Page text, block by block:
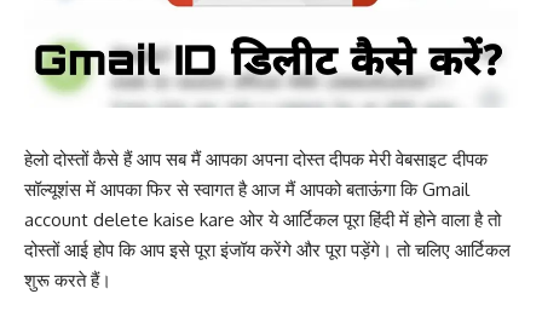
हेलो दोस्तों कैसे हैं आप सब मैं आपका अपना दोस्त दीपक मेरी वेबसाइट दीपक
सॉल्यूशंस में आपका फिर से स्वागत है आज मैं आपको बताऊंगा कि Gmail
account delete kaise kare ओर ये आर्टिकल पूरा हिंदी में होने वाला है तो
दोस्तों आई होप कि आप इसे पूरा इंजॉय करेंगे और पूरा पड़ेंगे। तो चलिए आर्टिकल
शुरू करते हैं।